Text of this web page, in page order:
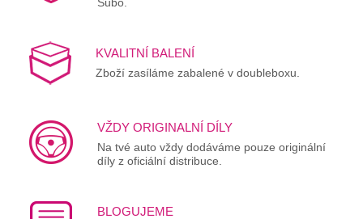
Subo.
KVALITNÍ BALENÍ
Zboží zasíláme zabalené v doubleboxu.
VŽDY ORIGINALNÍ DÍLY
Na tvé auto vždy dodáváme pouze originální
díly z oficiální distribuce.
BLOGUJEME